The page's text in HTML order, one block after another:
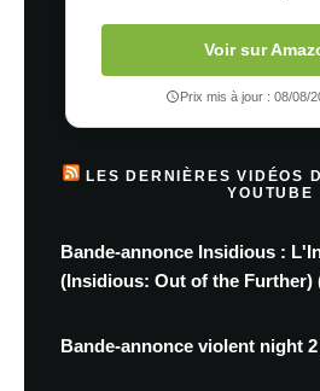
Voir sur
Prix mis à jour : 08/08/
LES DERNIÈRES VIDÉOS
YOUTUBE
Bande-annonce Insidious :
(Insidious: Out of the Further)
Bande-annonce violent night 2